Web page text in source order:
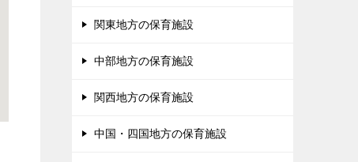
関東地方の保育施設
中部地方の保育施設
関西地方の保育施設
中国・四国地方の保育施設